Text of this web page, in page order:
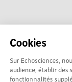
Cookies
Sur Echosciences,
audience, établir des
fonctionnalités
Echosciences Sud
académique pour
Alpes-Côte